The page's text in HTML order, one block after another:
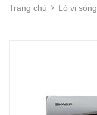
Trang chủ Lò vi sóng